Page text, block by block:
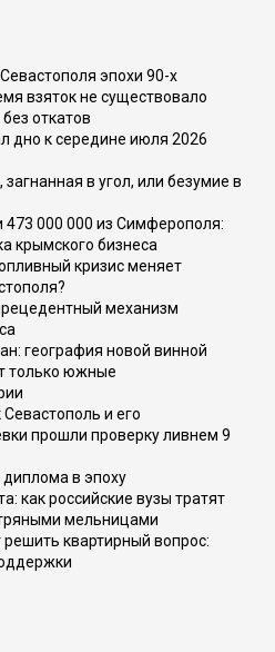
эпохи 90-х
взяток не существовало
откатов
дно к середине июля 2026
в угол, или безумие в
473 000 000 из Симферополя:
крымского бизнеса
кризис меняет
механизм
география новой винной
только южные
и его
прошли проверку ливнем 9
диплома в эпоху
как российские вузы тратят
мельницами
квартирный вопрос: